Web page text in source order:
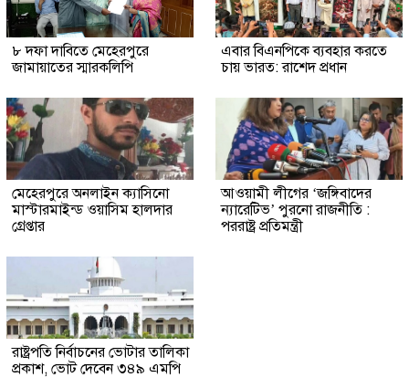
৮ দফা দাবিতে মেহেরপুরে
জামায়াতের স্মারকলিপি
এবার বিএনপিকে ব্যবহার করতে
চায় ভারত: রাশেদ প্রধান
মেহেরপুরে অনলাইন ক্যাসিনো
মাস্টারমাইন্ড ওয়াসিম হালদার
গ্রেপ্তার
আওয়ামী লীগের ‘জঙ্গিবাদের
ন্যারেটিভ’ পুরনো রাজনীতি :
পররাষ্ট্র প্রতিমন্ত্রী
রাষ্ট্রপতি নির্বাচনের ভোটার তালিকা
প্রকাশ, ভোট দেবেন ৩৪৯ এমপি